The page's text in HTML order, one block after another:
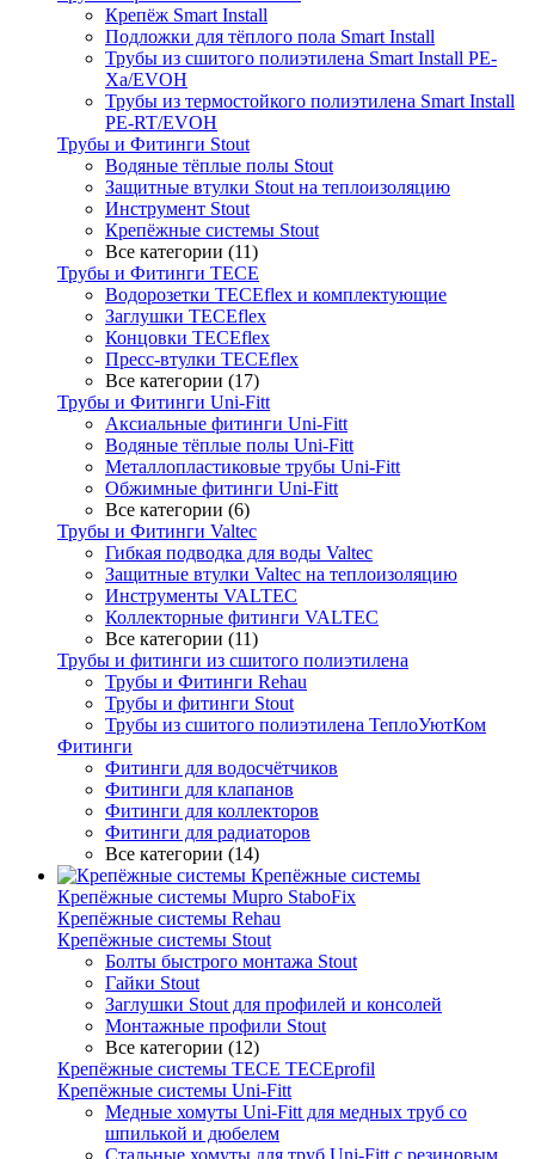
Крепёж Smart Install
Подложки для тёплого пола Smart Install
Трубы из сшитого полиэтилена Smart Install PE-
Xa/EVOH
Трубы из термостойкого полиэтилена Smart Install
PE-RT/EVOH
Трубы и Фитинги Stout
Водяные тёплые полы Stout
Защитные втулки Stout на теплоизоляцию
Инструмент Stout
Крепёжные системы Stout
Все категории (11)
Трубы и Фитинги TECE
Водорозетки TECEflex и комплектующие
Заглушки TECEflex
Концовки TECEflex
Пресс-втулки TECEflex
Все категории (17)
Трубы и Фитинги Uni-Fitt
Аксиальные фитинги Uni-Fitt
Водяные тёплые полы Uni-Fitt
Металлопластиковые трубы Uni-Fitt
Обжимные фитинги Uni-Fitt
Все категории (6)
Трубы и Фитинги Valtec
Гибкая подводка для воды Valtec
Защитные втулки Valtec на теплоизоляцию
Инструменты VALTEC
Коллекторные фитинги VALTEC
Все категории (11)
Трубы и фитинги из сшитого полиэтилена
Трубы и Фитинги Rehau
Трубы и фитинги Stout
Трубы из сшитого полиэтилена ТеплоУютКом
Фитинги
Фитинги для водосчётчиков
Фитинги для клапанов
Фитинги для коллекторов
Фитинги для радиаторов
Все категории (14)
Крепёжные системы
Крепёжные системы Mupro StaboFix
Крепёжные системы Rehau
Крепёжные системы Stout
Болты быстрого монтажа Stout
Гайки Stout
Заглушки Stout для профилей и консолей
Монтажные профили Stout
Все категории (12)
Крепёжные системы TECE TECEprofil
Крепёжные системы Uni-Fitt
Медные хомуты Uni-Fitt для медных труб со
шпилькой и дюбелем
Стальные хомуты для труб Uni-Fitt с резиновым